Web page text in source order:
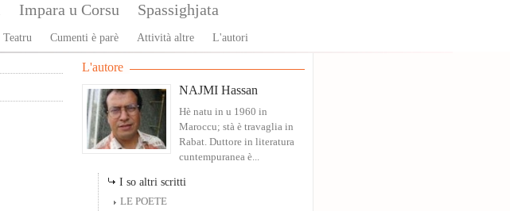
Teatru Cumenti è parè Attività altre L'autori
Impara u Corsu Spassighjata
L'autore
NAJMI Hassan
Hè natu in u 1960 in
Maroccu; stà è travaglia in
Rabat. Duttore in literatura
cuntempuranea è...
I so altri scritti
LE POETE